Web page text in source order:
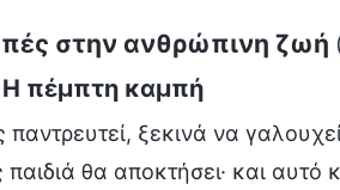
στην ανθρώπινη ζωή
Η πέμπτη καμπή
παντρευτεί, ξεκινά να
παιδιά θα αποκτήσει· και